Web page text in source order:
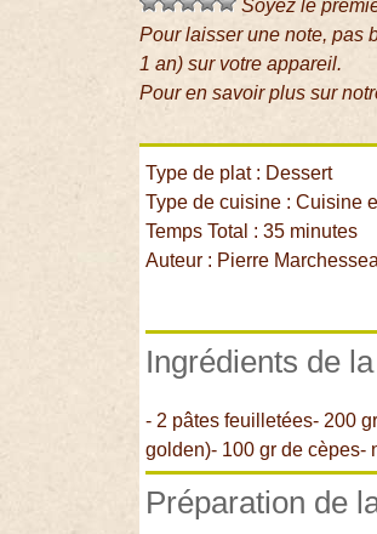
Soyez le
Pour laisser une note, pas
1 an) sur votre appareil.
Pour en savoir plus sur
Type de plat : Dessert
Type de cuisine : Cuisine
Temps Total : 35 minutes
Auteur : Pierre
Ingrédients de
- 2 pâtes feuilletées- 200
golden)- 100 gr de cèpes-
Préparation de